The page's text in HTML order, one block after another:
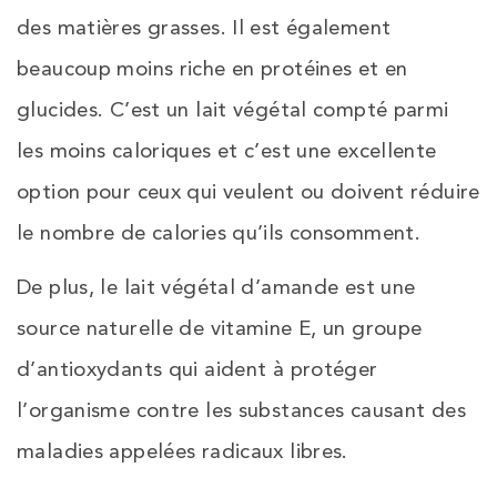
des matières grasses. Il est également
beaucoup moins riche en protéines et en
glucides. C’est un lait végétal compté parmi
les moins caloriques et c’est une excellente
option pour ceux qui veulent ou doivent réduire
le nombre de calories qu’ils consomment.
De plus, le lait végétal d’amande est une
source naturelle de vitamine E, un groupe
d’antioxydants qui aident à protéger
l’organisme contre les substances causant des
maladies appelées radicaux libres.